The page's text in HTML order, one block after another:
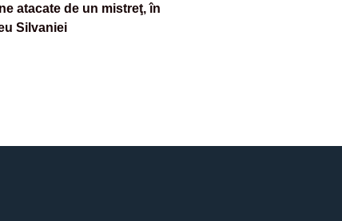
atacate de un mistreţ, în
Silvaniei